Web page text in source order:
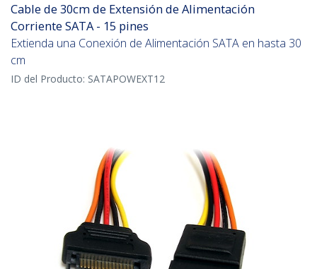
Cable de 30cm de Extensión de Alimentación
Corriente SATA - 15 pines
Extienda una Conexión de Alimentación SATA en hasta 30
cm
ID del Producto: SATAPOWEXT12